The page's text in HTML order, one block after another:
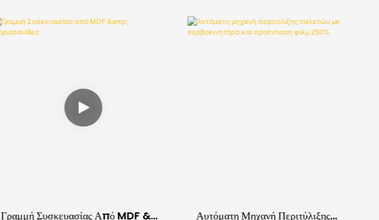
Γραμμή Συσκευασίας Από MDF &
Αυτόματη Μηχανή Περιτύλιξης